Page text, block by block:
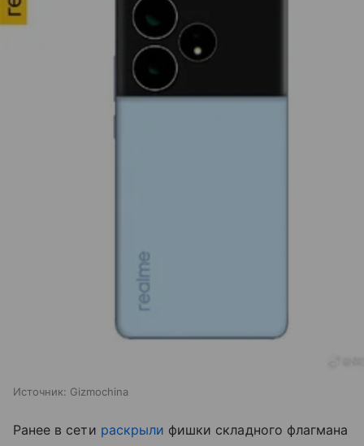
Источник: Gizmochina
Ранее в сети раскрыли фишки складного флагмана